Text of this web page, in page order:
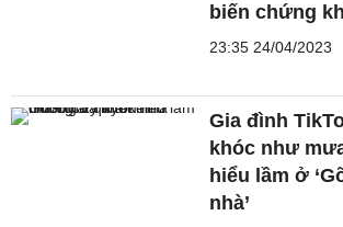
biến chứng
23:35 24/04/2023
Gia đình
khóc như
hiểu lầm ở
nhà’